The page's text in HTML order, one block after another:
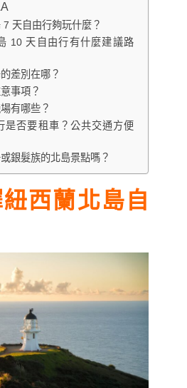
天自由行夠玩什麼？
10 天自由行有什麼建議路
差別在哪？
事項？
有哪些？
是否要租車？公共交通方便
銀髮族的北島景點嗎？
西蘭北島自